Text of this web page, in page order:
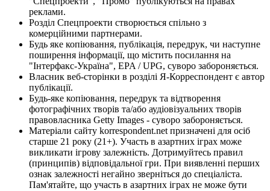
реклами.
Розділ Спецпроекти створюється спільно з
комерційними партнерами.
Будь яке копіювання, публікація, передрук, чи наступне
поширення інформації, що містить посилання на
"Інтерфакс-Україна", EPA / UPG, суворо забороняється.
Власник веб-сторінки в розділі Я-Корреспондент є автор
публікації.
Будь-яке копіювання, передрук та відтворення
фотографічних творів та/або аудіовізуальних творів
правовласника Getty Images - суворо забороняється.
Матеріали сайту korrespondent.net призначені для осіб
старше 21 року (21+). Участь в азартних іграх може
викликати ігрову залежність. Дотримуйтесь правил
(принципів) відповідальної гри. При виявленні перших
ознак залежності негайно зверніться до спеціаліста.
Пам'ятайте, що участь в азартних іграх не може бути